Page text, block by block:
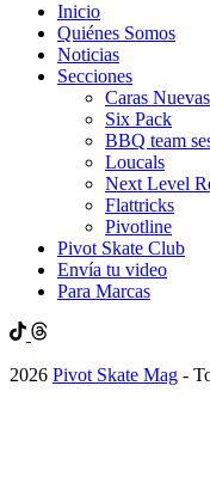
Inicio
Quiénes Somos
Noticias
Secciones
Caras Nuevas
Six Pack
BBQ team
Loucals
Next Level
Flattricks
Pivotline
Pivot Skate Club
Envía tu video
Para Marcas
2026 Pivot Skate Mag -